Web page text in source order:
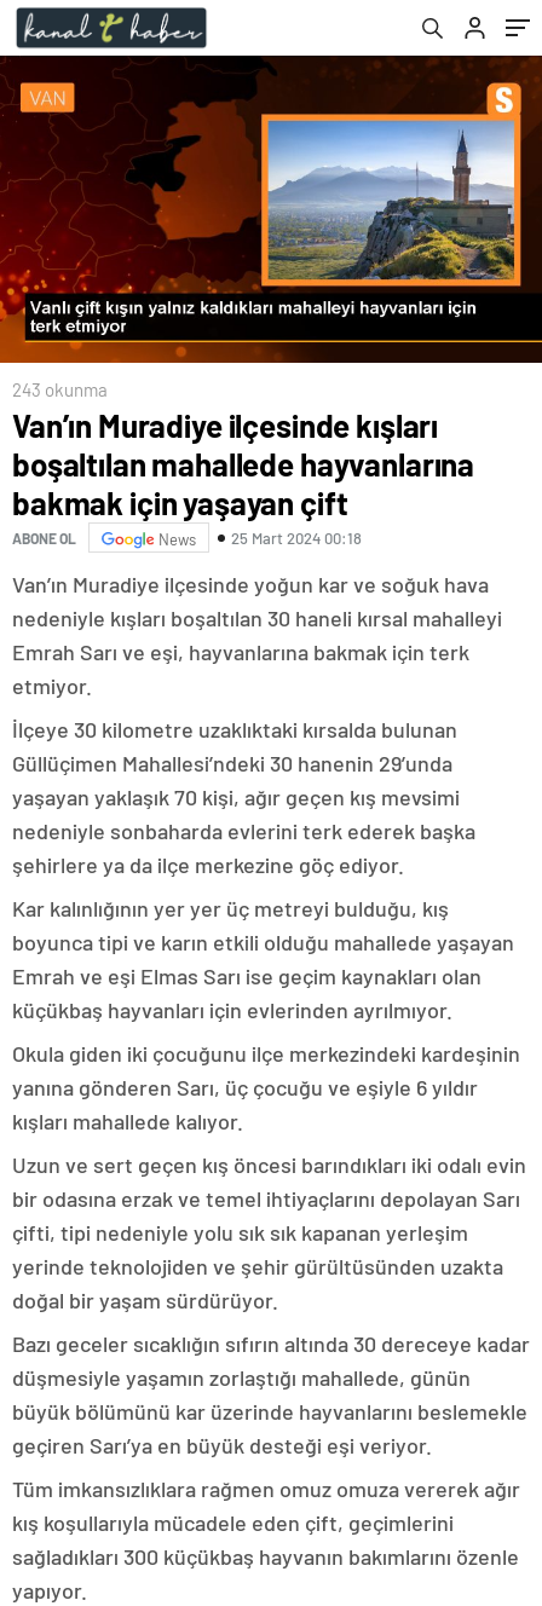
çift
243 okunma
Van’ın Muradiye ilçesinde kışları
boşaltılan mahallede hayvanlarına
bakmak için yaşayan çift
ABONE OL News 25 Mart 2024 00:18
Van’ın Muradiye ilçesinde yoğun kar ve soğuk hava
nedeniyle kışları boşaltılan 30 haneli kırsal mahalleyi
Emrah Sarı ve eşi, hayvanlarına bakmak için terk
etmiyor.
İlçeye 30 kilometre uzaklıktaki kırsalda bulunan
Güllüçimen Mahallesi’ndeki 30 hanenin 29’unda
yaşayan yaklaşık 70 kişi, ağır geçen kış mevsimi
nedeniyle sonbaharda evlerini terk ederek başka
şehirlere ya da ilçe merkezine göç ediyor.
Kar kalınlığının yer yer üç metreyi bulduğu, kış
boyunca tipi ve karın etkili olduğu mahallede yaşayan
Emrah ve eşi Elmas Sarı ise geçim kaynakları olan
küçükbaş hayvanları için evlerinden ayrılmıyor.
Okula giden iki çocuğunu ilçe merkezindeki kardeşinin
yanına gönderen Sarı, üç çocuğu ve eşiyle 6 yıldır
kışları mahallede kalıyor.
Uzun ve sert geçen kış öncesi barındıkları iki odalı evin
bir odasına erzak ve temel ihtiyaçlarını depolayan Sarı
çifti, tipi nedeniyle yolu sık sık kapanan yerleşim
yerinde teknolojiden ve şehir gürültüsünden uzakta
doğal bir yaşam sürdürüyor.
Bazı geceler sıcaklığın sıfırın altında 30 dereceye kadar
düşmesiyle yaşamın zorlaştığı mahallede, günün
büyük bölümünü kar üzerinde hayvanlarını beslemekle
geçiren Sarı’ya en büyük desteği eşi veriyor.
Tüm imkansızlıklara rağmen omuz omuza vererek ağır
kış koşullarıyla mücadele eden çift, geçimlerini
sağladıkları 300 küçükbaş hayvanın bakımlarını özenle
yapıyor.